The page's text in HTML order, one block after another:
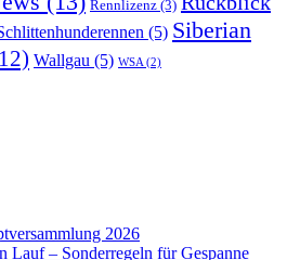
Rennlizenz (3)
(5) Siberian
Wallgau (5) WSA (2)
2026
Lauf – Sonderregeln für Gespanne